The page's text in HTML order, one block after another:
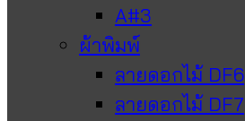
A#3
ผ้าพิมพ์
ลายดอกไม้ DF6
ลายดอกไม้ DF7